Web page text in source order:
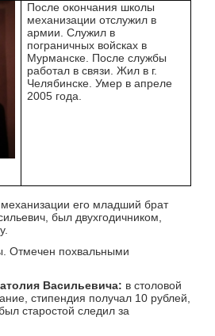
После окончания школы
механизации отслужил в
армии. Служил в
пограничных войсках в
Мурманске. После службы
работал в связи. Жил в г.
Челябинске. Умер в апреле
2005 года.
его младший брат
был двухгодичником,
Отмечен похвальными
Васильевича: в столовой
стипендия получал 10 рублей,
старостой следил за